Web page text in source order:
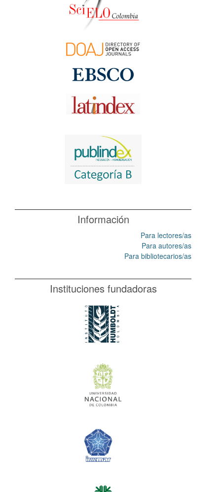
Información
Para lectores/as
Para autores/as
Para bibliotecarios/as
Instituciones fundadoras